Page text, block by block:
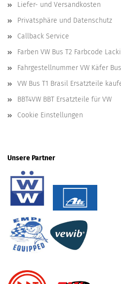
Liefer- und Versandkosten
Privatsphäre und Datenschutz
Callback Service
Farben VW Bus T2 Farbcode
Fahrgestellnummer VW Käfer Bus
VW Bus T1 Brasil Ersatzteile
BBT4VW BBT Ersatzteile für VW
Cookie Einstellungen
Unsere Partner